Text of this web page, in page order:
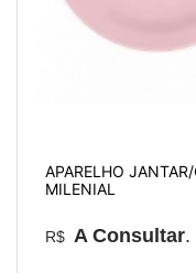
APARELHO
MILENIAL
R$ A Consultar.